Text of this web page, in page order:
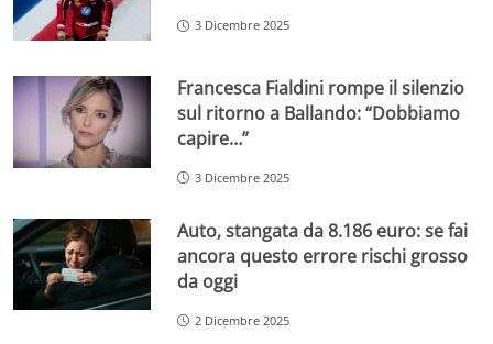
3 Dicembre 2025
Francesca Fialdini rompe il silenzio
sul ritorno a Ballando: “Dobbiamo
capire…”
3 Dicembre 2025
Auto, stangata da 8.186 euro: se fai
ancora questo errore rischi grosso
da oggi
2 Dicembre 2025